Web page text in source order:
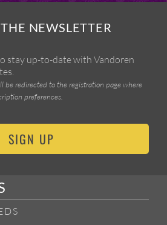
NEWSLETTER
stay up-to-date with Vandoren
be redirected to the registration page where
preferences.
SIGN UP